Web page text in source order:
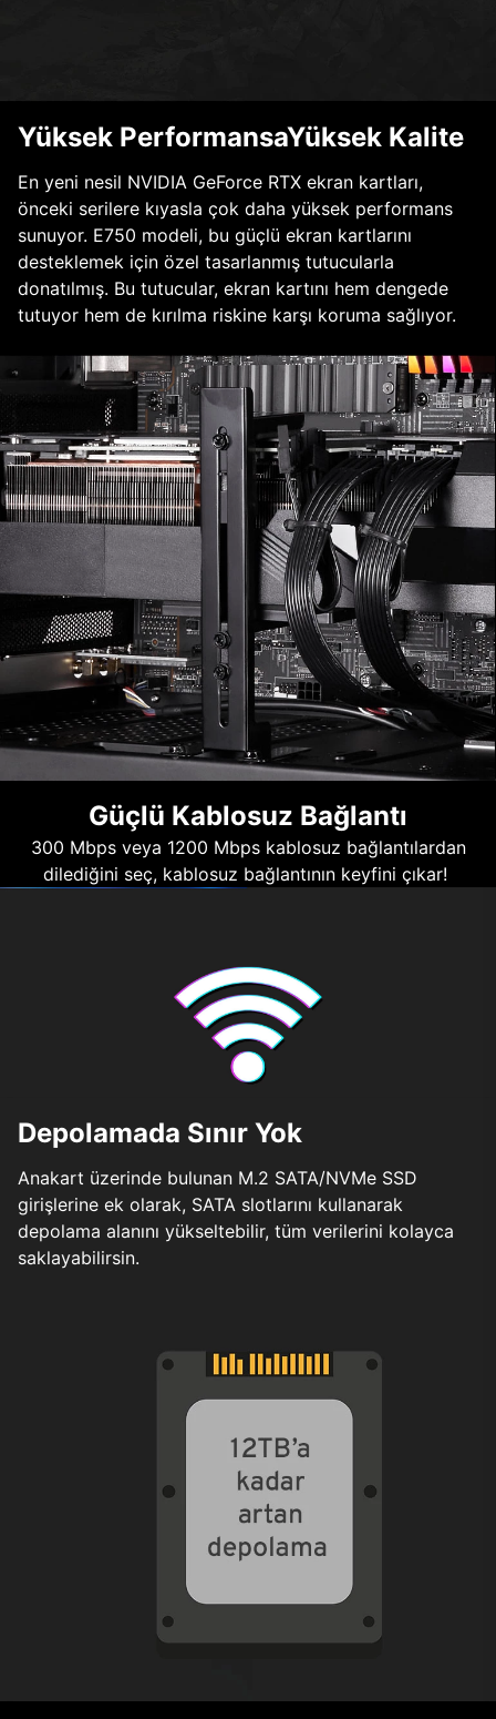
Yüksek PerformansaYüksek Kalite
En yeni nesil NVIDIA GeForce RTX ekran kartları,
önceki serilere kıyasla çok daha yüksek performans
sunuyor. E750 modeli, bu güçlü ekran kartlarını
desteklemek için özel tasarlanmış tutucularla
donatılmış. Bu tutucular, ekran kartını hem dengede
tutuyor hem de kırılma riskine karşı koruma sağlıyor.
Güçlü Kablosuz Bağlantı
300 Mbps veya 1200 Mbps kablosuz bağlantılardan
dilediğini seç, kablosuz bağlantının keyfini çıkar!
Depolamada Sınır Yok
Anakart üzerinde bulunan M.2 SATA/NVMe SSD
girişlerine ek olarak, SATA slotlarını kullanarak
depolama alanını yükseltebilir, tüm verilerini kolayca
saklayabilirsin.